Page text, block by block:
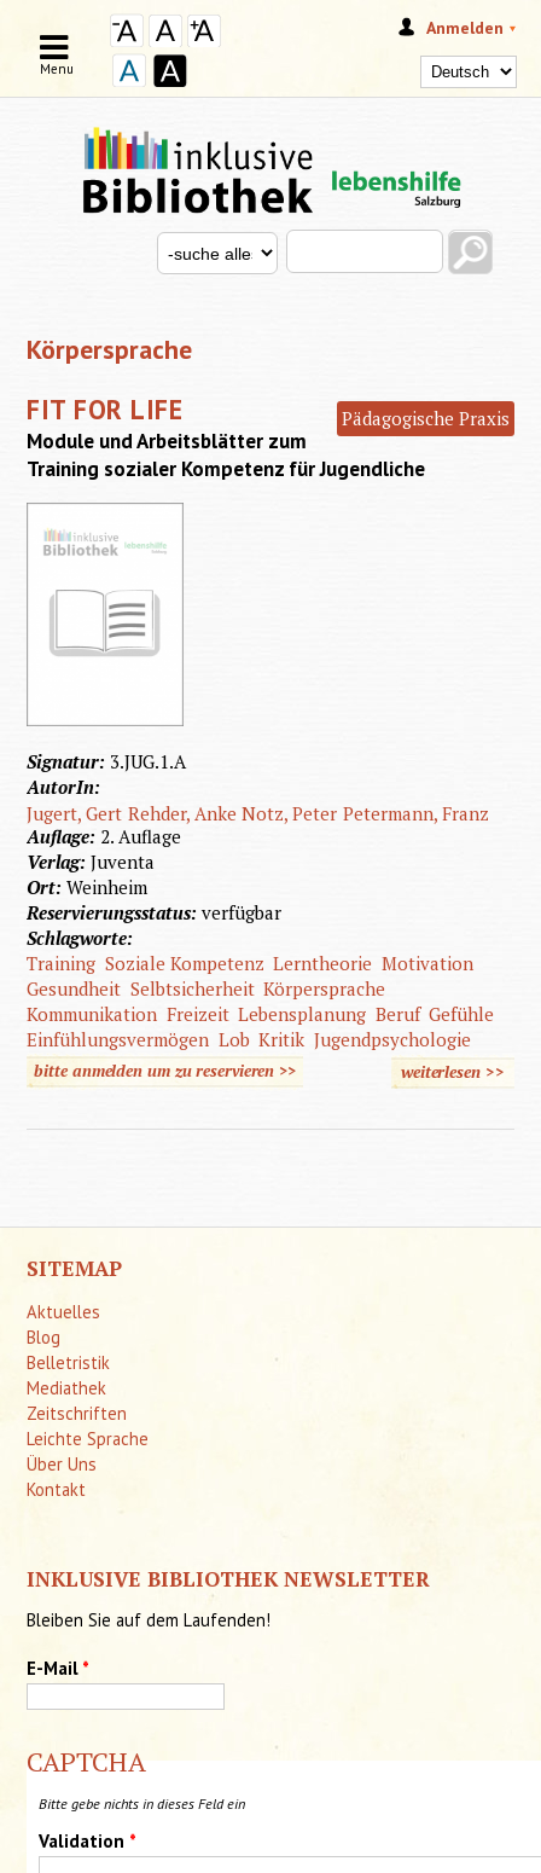
Anmelden
SUCHFORMULAR
Search this site
Search for
Menu
Körpersprache
FIT FOR LIFE Pädagogische Praxis
Module und Arbeitsblätter zum
Training sozialer Kompetenz für Jugendliche
Signatur: 3.JUG.1.A
AutorIn:
Jugert, Gert Rehder, Anke Notz, Peter Petermann, Franz
Auflage: 2. Auflage
Verlag:Juventa
Ort:Weinheim
Reservierungsstatus:verfügbar
Schlagworte:
Training Soziale Kompetenz Lerntheorie Motivation
Gesundheit Selbtsicherheit Körpersprache
Kommunikation Freizeit Lebensplanung Beruf Gefühle
Einfühlungsvermögen Lob Kritik Jugendpsychologie
bitte anmelden um zu reservieren >> weiterlesen über Fit
>>
SITEMAP
Aktuelles
Blog
Belletristik
Mediathek
Zeitschriften
Leichte Sprache
Über Uns
Kontakt
INKLUSIVE BIBLIOTHEK NEWSLETTER
Bleiben Sie auf dem Laufenden!
E-Mail *
CAPTCHA
Bitte gebe nichts in dieses Feld ein
Validation *